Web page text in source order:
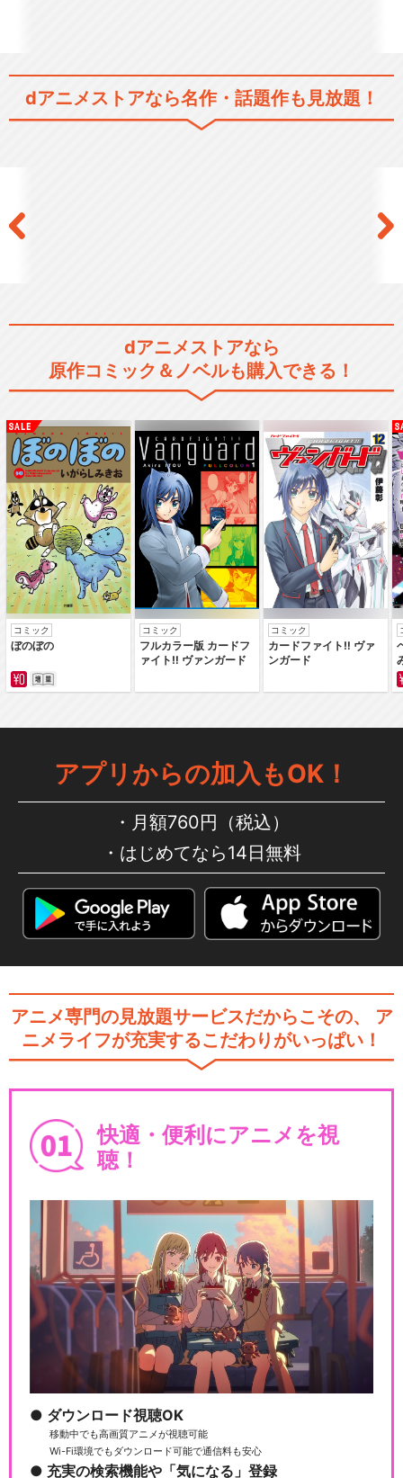
dアニメストアなら名作・話題作も見放題！
dアニメストアなら
原作コミック＆ノベルも購入できる！
コミック
ぼのぼの
コミック
フルカラー版 カードフ
ァイト‼ ヴァンガード
コミック
カードファイト‼ ヴァ
ンガード
アプリからの加入もOK！
月額760円（税込）
はじめてなら14日無料
アニメ専門の見放題サービスだからこその、
ア
ニメライフが充実するこだわりがいっぱい！
快適・便利にアニメを視
聴！
ダウンロード視聴OK
移動中でも高画質アニメが視聴可能
Wi-Fi環境でもダウンロード可能で通信料も安心
充実の検索機能や「気になる」登録